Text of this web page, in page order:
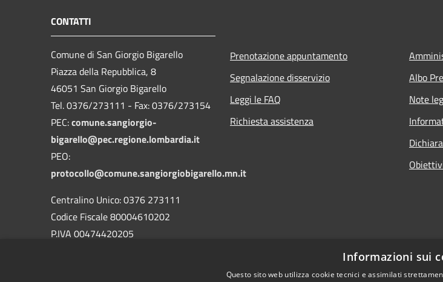
CONTATTI
Comune di San Giorgio Bigarello
Piazza della Repubblica, 8
46051 San Giorgio Bigarello
Tel. 0376/273111 - Fax: 0376/273154
PEC:comune.sangiorgio-
bigarello@pec.regione.lombardia.it
PEO:
protocollo@comune.sangiorgiobigarello.mn.it
Centralino Unico: 0376 273111
Codice Fiscale 80004610202
P.IVA 00474420205
Prenotazione appuntamento
Segnalazione disservizio
Leggi le FAQ
Richiesta assistenza
Albo
Note
Informazioni sui
Questo sito web utilizza cookie tecnici e assimilati